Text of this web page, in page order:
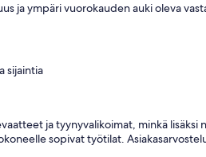
ja ympäri vuorokauden auki oleva
sijaintia
ja tyynyvalikoimat, minkä lisäksi
sopivat työtilat.